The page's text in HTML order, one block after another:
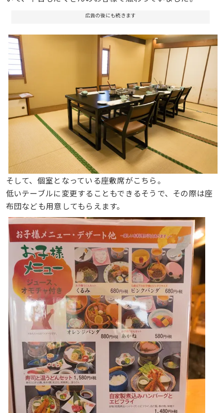
広告の後にも続きます
そして、個室となっている座敷席がこちら。
低いテーブルに変更することもできるそうで、その際は座
布団なども用意してもらえます。